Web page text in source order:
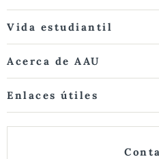
Vida estudiantil
Acerca de AAU
Enlaces útiles